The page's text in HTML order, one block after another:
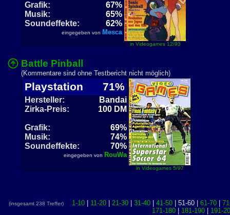
Grafik:
67%
Musik:
65%
Soundeffekte:
62%
eingegeben von Mesca
in Videogames 12/93
Battle Pinball
(Kommentare sind ohne Testbericht nicht möglich)
Playstation 71%
Hersteller:
Bandai
Zirka-Preis:
100 DM
Grafik:
69%
Musik:
74%
Soundeffekte:
70%
eingegeben von RouWa
in Videogames 5/97
(insgesamt 238 Treffer) 1-10 11-20 21-30 31-40 41-50 | 51-60 | 61-70
171-180| 181-190| 191-